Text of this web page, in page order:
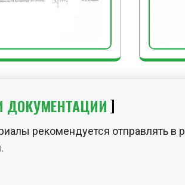
ДОКУМЕНТАЦИИ
рекомендуется отправлять в